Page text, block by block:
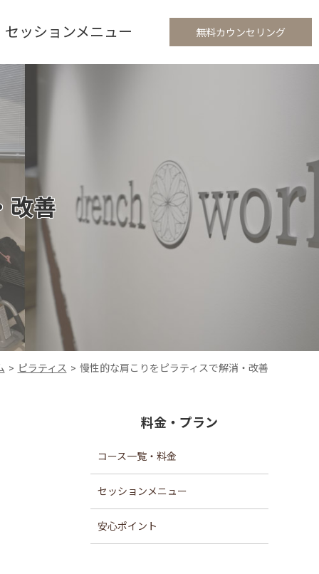
セッションメニュー 無料カウンセリング
改善
ピラティス 慢性的な肩こりをピラティスで解消・改善
料金・プラン
コース一覧・料金
セッションメニュー
安心ポイント